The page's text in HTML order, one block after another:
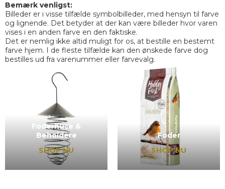
Bemærk venligst:
Billeder er i visse tilfælde symbolbilleder, med hensyn til farve
og lignende. Det betyder at der kan være billeder hvor varen
vises i en anden farve en den faktiske.
Det er nemlig ikke altid muligt for os, at bestille en bestemt
farve hjem. I de fleste tilfælde kan den ønskede farve dog
bestilles ud fra varenummer eller farvevalg.
Foderhuse &
Beholdere
SHOP NU
Foder
SHOP NU